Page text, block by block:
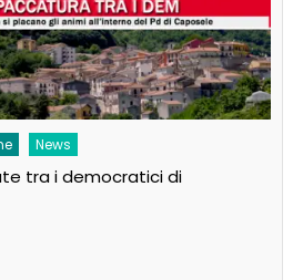
News
tra i democratici di